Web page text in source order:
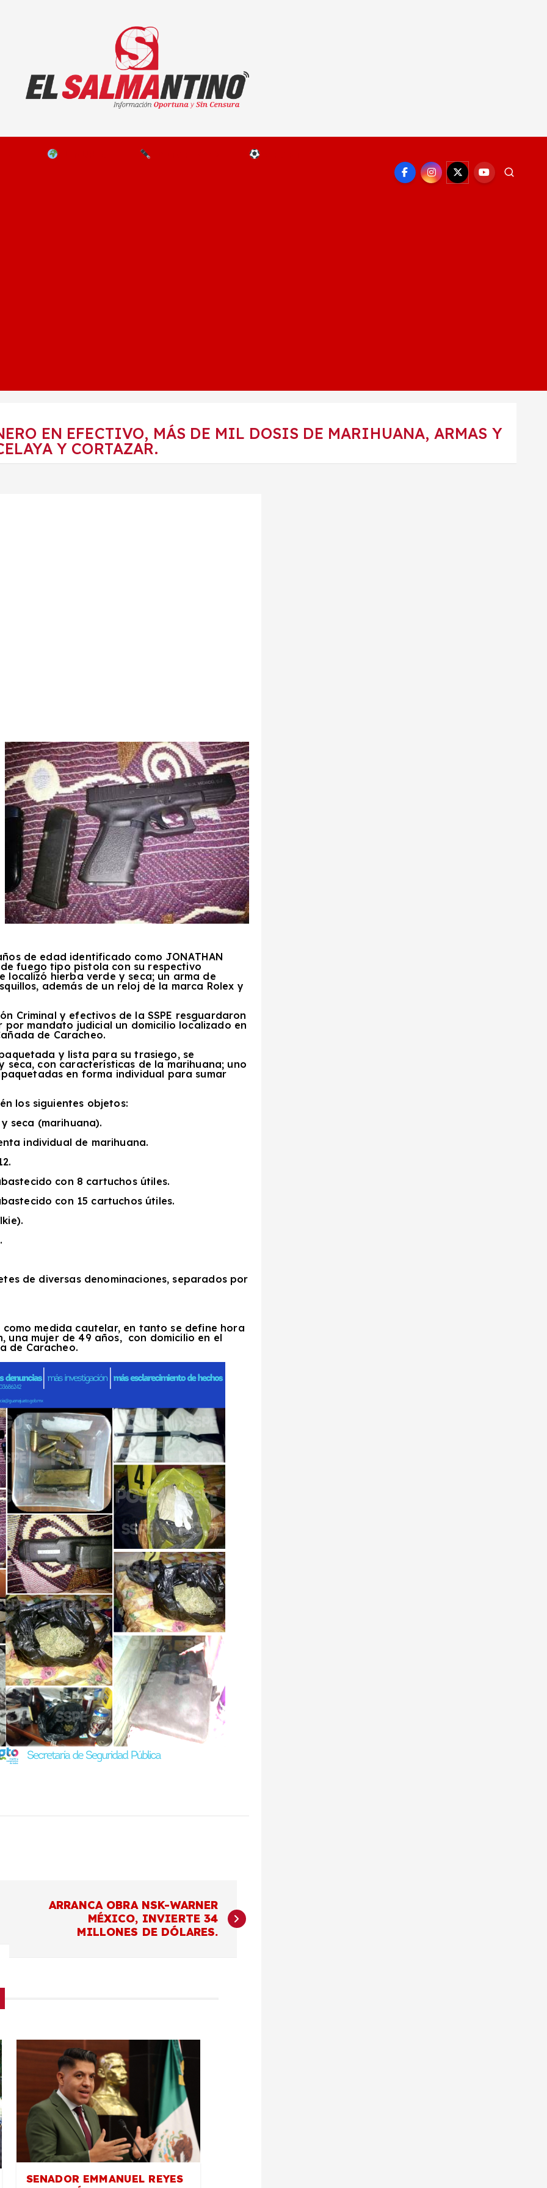
EN EFECTIVO, MÁS DE MIL DOSIS DE MARIHUANA, ARMAS Y
Y CORTAZAR.
de edad identificado como JONATHAN
de fuego tipo pistola con su respectivo
hierba verde y seca; un arma de
además de un reloj de la marca Rolex y
Criminal y efectivos de la SSPE resguardaron
mandato judicial un domicilio localizado en
de Caracheo.
y lista para su trasiego, se
seca, con características de la marihuana; uno
en forma individual para sumar
los siguientes objetos:
seca (marihuana).
individual de marihuana.
con 8 cartuchos útiles.
con 15 cartuchos útiles.
de diversas denominaciones, separados por
medida cautelar, en tanto se define hora
mujer de 49 años, con domicilio en el
de Caracheo.
ARRANCA OBRA NSK-WARNER
MÉXICO, INVIERTE 34
MILLONES DE DÓLARES.
SENADOR EMMANUEL REYES